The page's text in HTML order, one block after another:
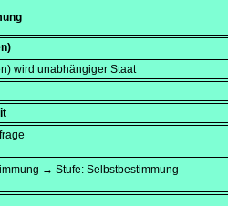
wird unabhängiger Staat
→ Stufe: Selbstbestimmung